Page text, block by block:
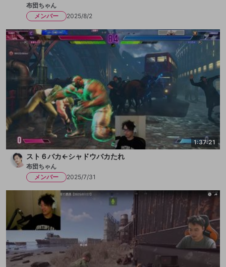
布団ちゃん
メンバー
2025/8/2
1:37:21
スト６バカ←シャドウバカたれ
布団ちゃん
メンバー
2025/7/31